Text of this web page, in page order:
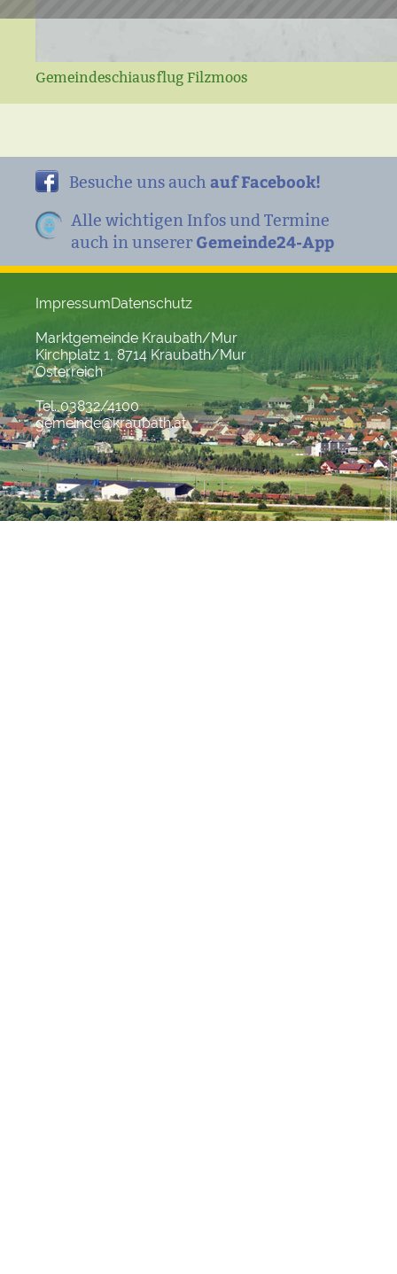
Gemeindeschiausflug Filzmoos
Besuche uns auch auf Facebook!
Alle wichtigen Infos und Termine
auch in unserer Gemeinde24-App
ImpressumDatenschutz
Marktgemeinde Kraubath/Mur
Kirchplatz 1, 8714 Kraubath/Mur
Österreich
Tel. 03832/4100
gemeinde@kraubath.at